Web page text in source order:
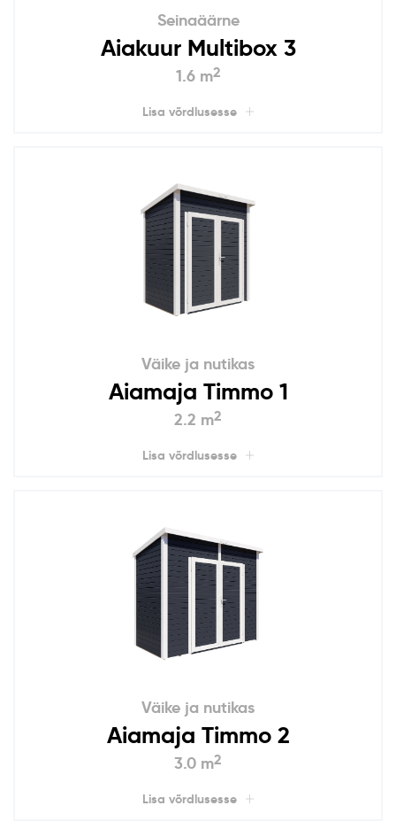
Seinaäärne
Aiakuur Multibox 3
1.6 m2
Lisa võrdlusesse
Väike ja nutikas
Aiamaja Timmo 1
2.2 m2
Lisa võrdlusesse
Väike ja nutikas
Aiamaja Timmo 2
3.0 m2
Lisa võrdlusesse